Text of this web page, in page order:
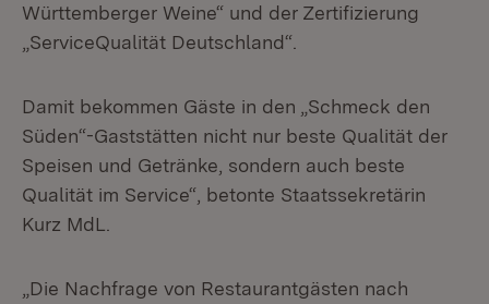
Württemberger Weine“ und der Zertifizierung
„ServiceQualität Deutschland“.
Damit bekommen Gäste in den „Schmeck den
Süden“-Gaststätten nicht nur beste Qualität der
Speisen und Getränke, sondern auch beste
Qualität im Service“, betonte Staatssekretärin
Kurz MdL.
„Die Nachfrage von Restaurantgästen nach